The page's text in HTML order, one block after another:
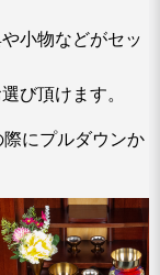
小物などがセッ
び頂けます。
にプルダウンか